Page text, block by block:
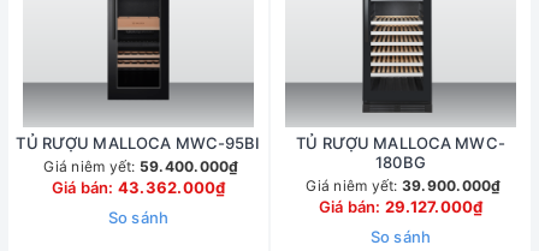
TỦ RƯỢU MALLOCA MWC-95BI
Giá niêm yết: 59.400.000₫
Giá bán: 43.362.000₫
So sánh
TỦ RƯỢU MALLOCA MWC-
180BG
Giá niêm yết: 39.900.000₫
Giá bán: 29.127.000₫
So sánh